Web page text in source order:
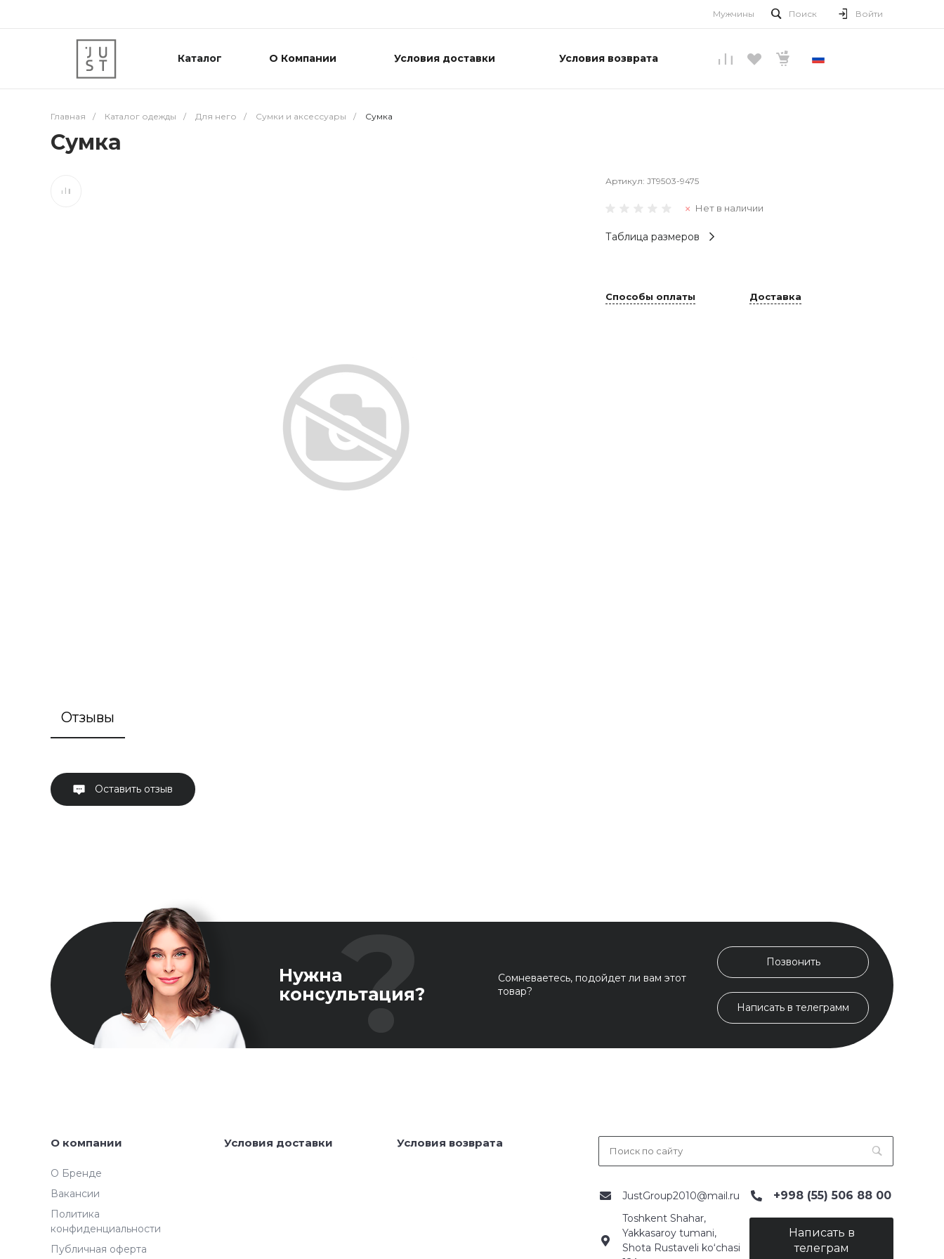
Мужчины Поиск Войти
Каталог О Компании Условия доставки Условия возврата
Главная / Каталог одежды / Для него / Сумки и аксессуары / Сумка
Сумка
Артикул: JT9503-9475
Нет в наличии
Таблица размеров
Способы оплаты Доставка
Отзывы
Оставить отзыв
Нужна
консультация?
Сомневаетесь, подойдет ли вам этот
товар?
Позвонить
Написать в телеграмм
О компании
О Бренде
Вакансии
Политика
конфиденциальности
Публичная оферта
Условия доставки Условия возврата
JustGroup2010@mail.ru +998 (55) 506 88 00
Toshkent Shahar,
Yakkasaroy tumani,
Shota Rustaveli ko‘chasi
Написать в
телеграм